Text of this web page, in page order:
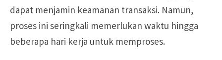
dapat menjamin keamanan transaksi. Namun,
proses ini seringkali memerlukan waktu hingga
beberapa hari kerja untuk memproses.